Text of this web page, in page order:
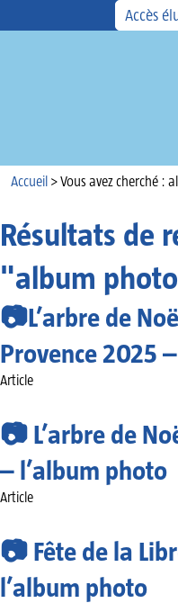
Accès
Accueil
Accueil >Vous avez cherché :
Résultats de
"album
📷L’arbre de
Provence 2025
Article
📷 L’arbre de
– l’album photo
Article
📷 Fête de la
l’album photo